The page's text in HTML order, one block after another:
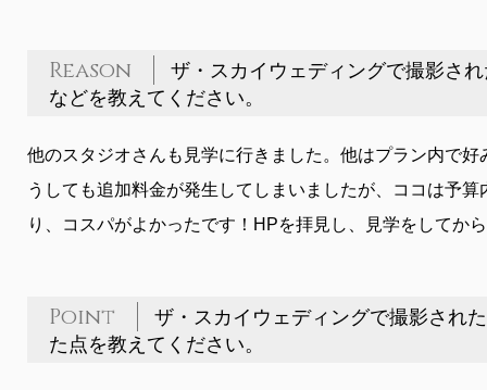
Reason
ザ・スカイウェディングで撮影さ
などを教えてください。
他のスタジオさんも見学に行きました。他はプラン内で好
うしても追加料金が発生してしまいましたが、ココは予
り、コスパがよかったです！HPを拝見し、見学をしてか
Point
ザ・スカイウェディングで撮影され
た点を教えてください。